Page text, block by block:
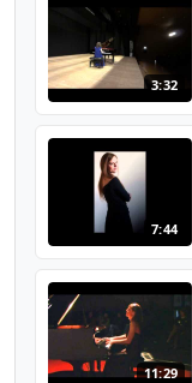
3:32
7:44
11:29